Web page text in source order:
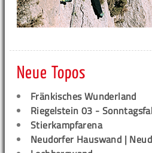
Neue Topos
Fränkisches Wunderland
Riegelstein 03 -
Stierkampfarena
Neudorfer Hauswand |